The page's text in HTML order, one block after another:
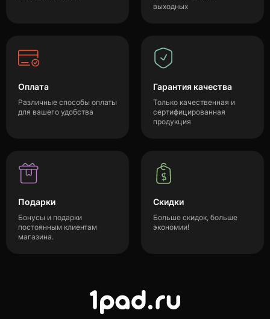
выходных
Оплата
Различные способы оплаты
для вашего удобства
Гарантия качества
Только качественная и
сертифицированная
продукция
Подарки
Бонусы и подарки
постоянным клиентам
магазина.
Скидки
Больше скидок, больше
экономии!